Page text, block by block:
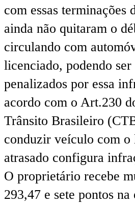
com essas terminações
ainda não quitaram o
circulando com
licenciado, podendo ser
penalizados por essa
acordo com o Art.230
Trânsito Brasileiro
conduzir veículo com o
atrasado configura
O proprietário recebe
293,47 e sete pontos na